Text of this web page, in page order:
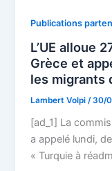
Publications
L’UE alloue
Grèce et
les migrants
Lambert Volpi /30/
[ad_1] La
a appelé lundi,
« Turquie à